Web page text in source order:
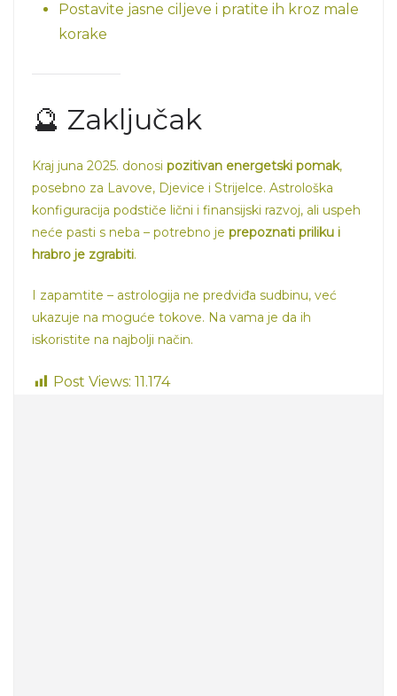
Postavite jasne ciljeve i pratite ih kroz male
korake
🔮 Zaključak
Kraj juna 2025. donosi pozitivan energetski pomak,
posebno za Lavove, Djevice i Strijelce. Astrološka
konfiguracija podstiče lični i finansijski razvoj, ali uspeh
neće pasti s neba – potrebno je prepoznati priliku i
hrabro je zgrabiti.
I zapamtite – astrologija ne predviđa sudbinu, već
ukazuje na moguće tokove. Na vama je da ih
iskoristite na najbolji način.
Post Views: 11.174